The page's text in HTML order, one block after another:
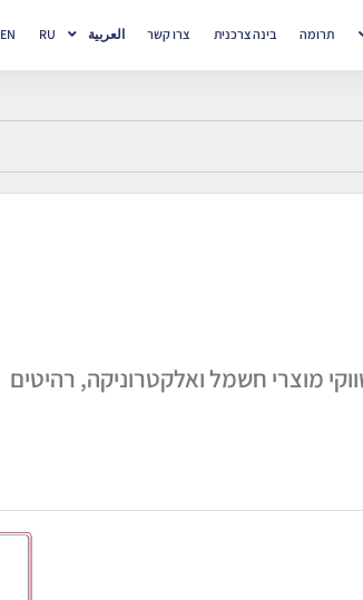
תרומה בינה צרכנית צרו קשר العربية RU
EN
מוצרי חשמל ואלקטרוניקה, רהיטים